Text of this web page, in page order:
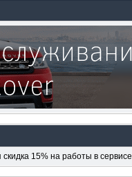
15% на работы в сервисе